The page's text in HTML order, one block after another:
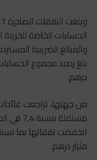
الحسابات الخاصة
درهم.
من جهتها، تراجعت
مليار درهم.